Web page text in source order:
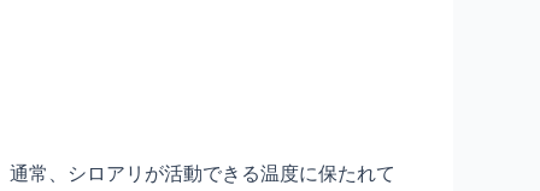
常、シロアリが活動できる温度に保たれて